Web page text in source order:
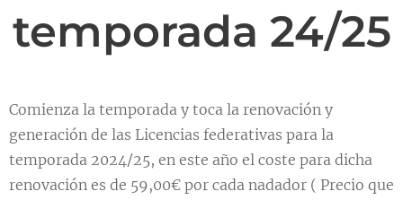
temporada 24/25
Comienza la temporada y toca la renovación y
generación de las Licencias federativas para la
temporada 2024/25, en este año el coste para dicha
renovación es de 59,00€ por cada nadador ( Precio que